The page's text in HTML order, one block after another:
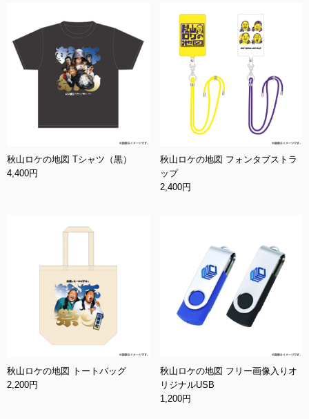
秋山ロケの地図 Tシャツ（黒）
4,400円
秋山ロケの地図 フォンタブストラ
ップ
2,400円
秋山ロケの地図 トートバッグ
2,200円
秋山ロケの地図 フリー画像入りオ
リジナルUSB
1,200円